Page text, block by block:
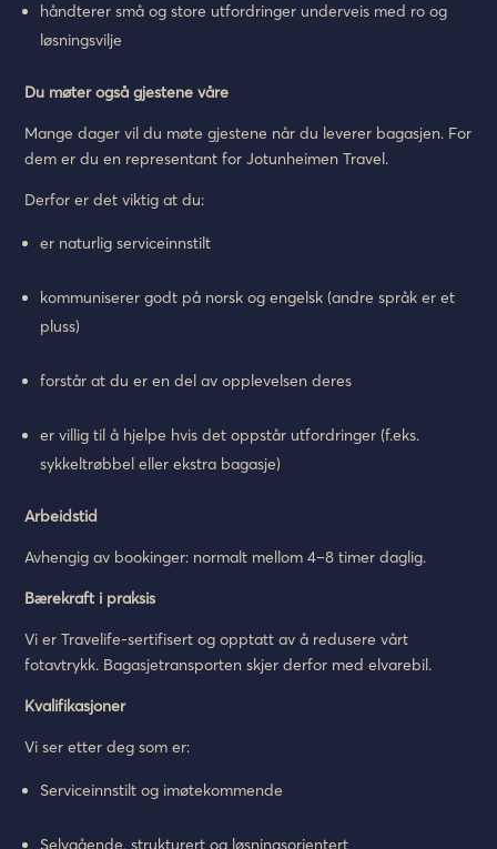
håndterer små og store utfordringer underveis med ro og
løsningsvilje
Du møter også gjestene våre
Mange dager vil du møte gjestene når du leverer bagasjen. For
dem er du en representant for Jotunheimen Travel.
Derfor er det viktig at du:
er naturlig serviceinnstilt
kommuniserer godt på norsk og engelsk (andre språk er et
pluss)
forstår at du er en del av opplevelsen deres
er villig til å hjelpe hvis det oppstår utfordringer (f.eks.
sykkeltrøbbel eller ekstra bagasje)
Arbeidstid
Avhengig av bookinger: normalt mellom 4–8 timer daglig.
Bærekraft i praksis
Vi er Travelife-sertifisert og opptatt av å redusere vårt
fotavtrykk. Bagasjetransporten skjer derfor med elvarebil.
Kvalifikasjoner
Vi ser etter deg som er:
Serviceinnstilt og imøtekommende
Selvgående, strukturert og løsningsorientert